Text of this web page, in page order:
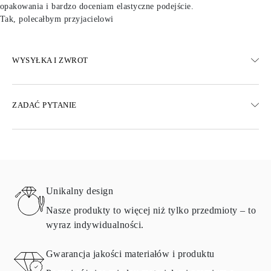
opakowania i bardzo doceniam elastyczne podejście.
Tak, polecałbym przyjacielowi
WYSYŁKA I ZWROT
Dostępne są również opcje dostawy ekspresowej
Aby uzyskać szczegółowe informacje na temat metod wysyłki,
kosztów i czasu dostawy, zapoznaj się z często zadawanymi
pytaniamidotyczącymi dostawy
ZWRÓĆ I WYMIEŃ
ZADAĆ PYTANIE
Unikalny design
Nasze produkty to więcej niż tylko przedmioty – to
wyraz indywidualności.
Gwarancja jakości materiałów i produktu